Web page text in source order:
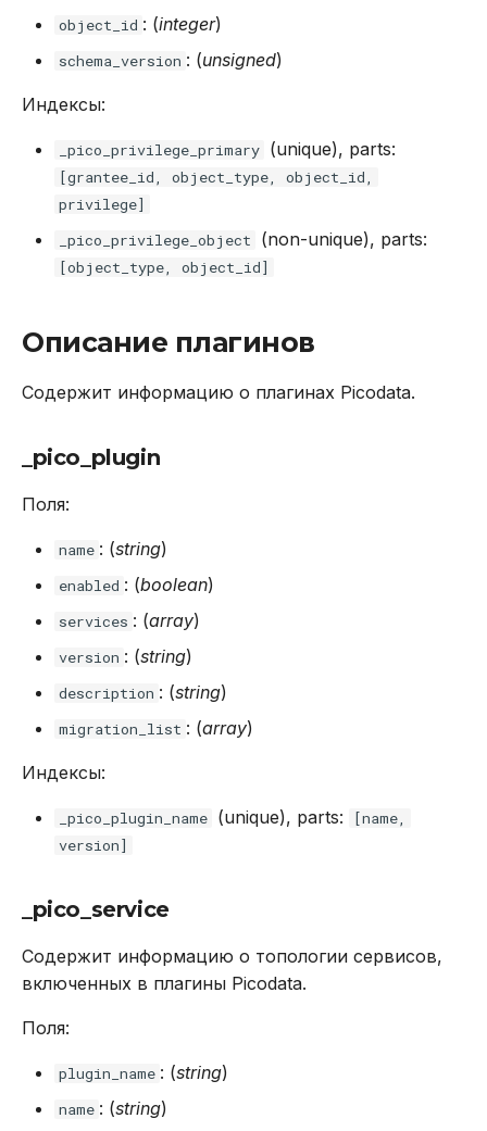
object_id : (integer)
schema_version : (unsigned)
Индексы:
_pico_privilege_primary (unique), parts:
[grantee_id, object_type, object_id,
privilege]
_pico_privilege_object
(non-unique), parts:
[object_type, object_id]
Описание плагинов
Содержит информацию о плагинах Picodata.
_pico_plugin
Поля:
name : (string)
enabled : (boolean)
services : (array)
version : (string)
description : (string)
migration_list : (array)
Индексы:
_pico_plugin_name (unique), parts:
[name,
version]
_pico_service
Содержит информацию о топологии сервисов,
включенных в плагины Picodata.
Поля:
plugin_name : (string)
name : (string)